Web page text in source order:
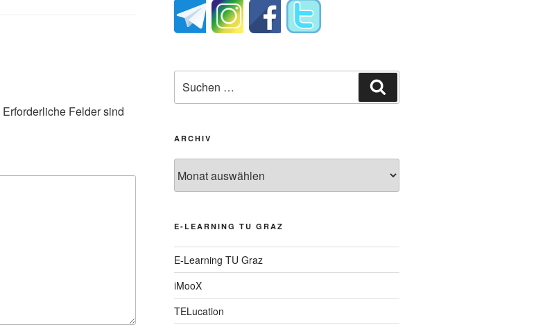
Erforderliche Felder sind
nach:
ARCHIV
E-LEARNING TU GRAZ
E-Learning TU Graz
iMooX
TELucation